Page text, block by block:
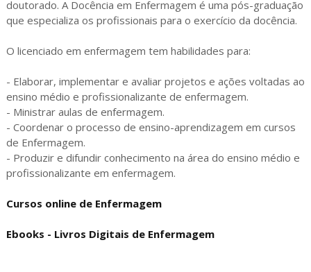
doutorado. A Docência em Enfermagem é uma pós-graduação
que especializa os profissionais para o exercício da docência.
O licenciado em enfermagem tem habilidades para:
- Elaborar, implementar e avaliar projetos e ações voltadas ao
ensino médio e profissionalizante de enfermagem.
- Ministrar aulas de enfermagem.
- Coordenar o processo de ensino-aprendizagem em cursos
de Enfermagem.
- Produzir e difundir conhecimento na área do ensino médio e
profissionalizante em enfermagem.
Cursos online de Enfermagem
Ebooks - Livros Digitais de Enfermagem